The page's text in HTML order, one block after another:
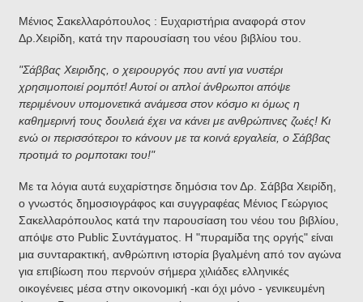
Μένιος Σακελλαρόπουλος : Ευχαριστήρια αναφορά στον
Δρ.Χειρίδη, κατά την παρουσίαση του νέου βιβλίου του.
"Σάββας Χειριδης, ο χειρουργός που αντί για νυστέρι
χρησιμοποιεί ρομπότ! Αυτοί οι απλοί άνθρωποι απόψε
περιμένουν υπομονετικά ανάμεσα στον κόσμο κι όμως η
καθημερινή τους δουλειά έχει να κάνει με ανθρώπινες ζωές! Κι
ενώ οι περισσότεροι το κάνουν με τα κοινά εργαλεία, ο Σάββας
προτιμά το ρομποτακι του!"
Με τα λόγια αυτά ευχαρίστησε δημόσια τον Δρ. Σάββα Χειρίδη,
ο γνωστός δημοσιογράφος και συγγραφέας Μένιος Γεώργιος
Σακελλαρόπουλος κατά την παρουσίαση του νέου του βιβλίου,
απόψε στο Public Συντάγματος. Η "πυραμίδα της οργής" είναι
μια συνταρακτική, ανθρώπινη ιστορία βγαλμένη από τον αγώνα
για επιβίωση που περνούν σήμερα χιλιάδες ελληνικές
οικογένειες μέσα στην οικονομική -και όχι μόνο - γενικευμένη